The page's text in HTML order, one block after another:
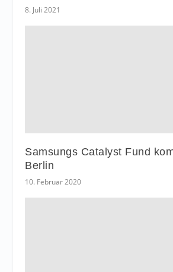
8. Juli 2021
Samsungs Catalyst Fund
Berlin
10. Februar 2020